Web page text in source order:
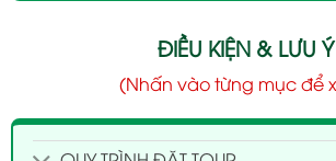
ĐIỀU KIỆN & LƯU Ý
(Nhấn vào từng mục để